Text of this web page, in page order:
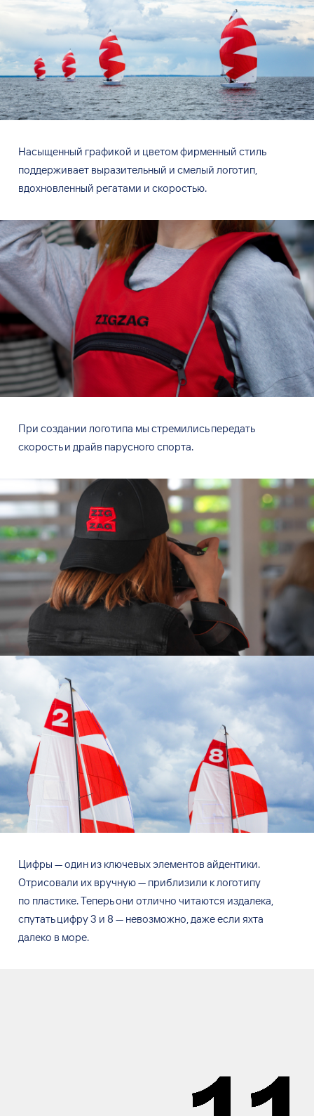
Насыщенный графикой и цветом фирменный стиль
поддерживает выразительный и смелый логотип,
вдохновленный регатами и скоростью.
При создании логотипа мы стремились передать
скорость и драйв парусного спорта.
Цифры —один из ключевых элементов айдентики.
Отрисовали их вручную—приблизили к логотипу
по пластике. Теперь они отлично читаются издалека,
спутать цифру 3 и 8 —невозможно, даже если яхта
далеко в море.